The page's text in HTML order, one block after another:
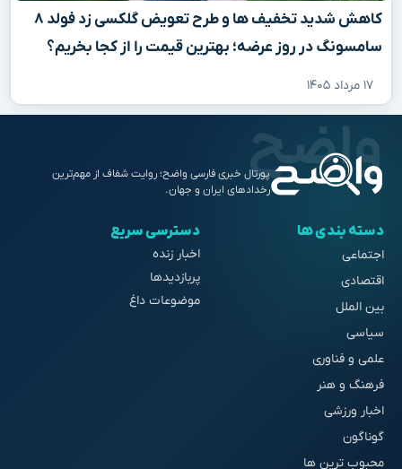
کاهش شدید تخفیف‌ ها و طرح تعویض گلکسی زد فولد ۸
سامسونگ در روز عرضه؛ بهترین قیمت را از کجا بخریم؟
۱۷ مرداد ۱۴۰۵
پورتال خبری فارسی واضح؛ روایت شفاف از مهم‌ترین
رخدادهای ایران و جهان.
دسته بندی ها
اجتماعی
اقتصادی
بین الملل
سیاسی
علمی و فناوری
فرهنگ و هنر
اخبار ورزشی
گوناگون
محبوب ترین ها
دسترسی سریع
اخبار زنده
پربازدیدها
موضوعات داغ